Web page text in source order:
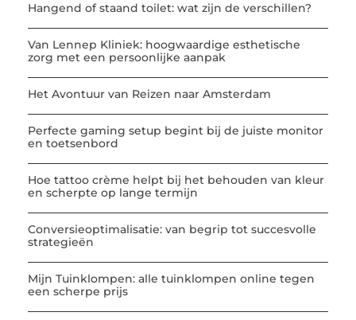
Hangend of staand toilet: wat zijn de verschillen?
Van Lennep Kliniek: hoogwaardige esthetische
zorg met een persoonlijke aanpak
Het Avontuur van Reizen naar Amsterdam
Perfecte gaming setup begint bij de juiste monitor
en toetsenbord
Hoe tattoo crème helpt bij het behouden van kleur
en scherpte op lange termijn
Conversieoptimalisatie: van begrip tot succesvolle
strategieën
Mijn Tuinklompen: alle tuinklompen online tegen
een scherpe prijs